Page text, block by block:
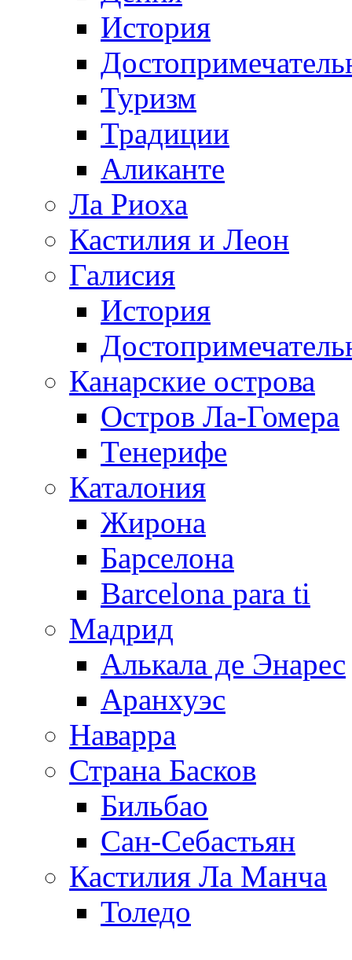
История
Туризм
Традиции
Аликанте
Ла Риоха
Кастилия и Леон
Галисия
История
Канарские острова
Остров Ла-Гомера
Тенерифе
Каталония
Жирона
Барселона
Barcelona para ti
Мадрид
Алькала де Энарес
Аранхуэс
Наварра
Страна Басков
Бильбао
Сан-Себастьян
Кастилия Ла Манча
Толедо